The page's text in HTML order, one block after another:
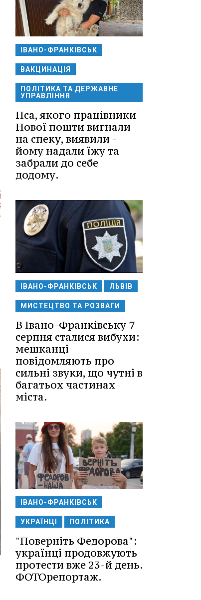
ІВАНО-ФРАНКІВСЬК
ВАКЦИНАЦІЯ
ПОЛІТИКА ТА ДЕРЖАВНЕ
УПРАВЛІННЯ
Пса, якого працівники
Нової пошти вигнали
на спеку, виявили -
йому надали їжу та
забрали до себе
додому.
ІВАНО-ФРАНКІВСЬК ЛЬВІВ
МИСТЕЦТВО ТА РОЗВАГИ
В Івано-Франківську 7
серпня сталися вибухи:
мешканці
повідомляють про
сильні звуки, що чутні в
багатьох частинах
міста.
ІВАНО-ФРАНКІВСЬК
УКРАЇНЦІ ПОЛІТИКА
"Поверніть Федорова":
українці продовжують
протести вже 23-й день.
ФОТОрепортаж.